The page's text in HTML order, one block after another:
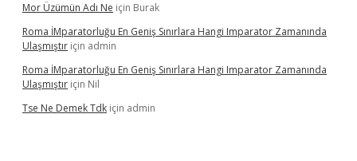
Mor Üzümün Adı Ne için Burak
Roma İMparatorluğu En Geniş Sınırlara Hangi Imparator Zamanında
Ulaşmıştır için admin
Roma İMparatorluğu En Geniş Sınırlara Hangi Imparator Zamanında
Ulaşmıştır için Nil
Tse Ne Demek Tdk için admin